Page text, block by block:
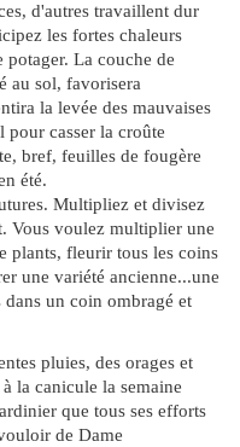
d'autres travaillent dur
les fortes chaleurs
potager. La couche de
au sol, favorisera
la levée des mauvaises
casser la croûte
bref, feuilles de fougère
été.
Multipliez et divisez
Vous voulez multiplier une
plants, fleurir tous les coins
une variété ancienne...une
un coin ombragé et
pluies, des orages et
la canicule la semaine
que tous ses efforts
de Dame